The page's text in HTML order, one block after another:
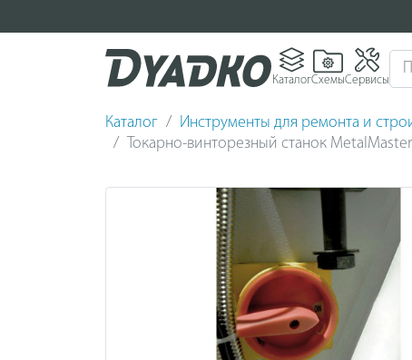
КаталогСхемыСервисы
Каталог Инструменты для ремонта и
Токарно-винторезный станок